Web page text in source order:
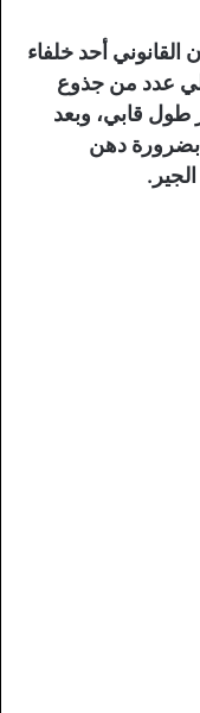
القانوني أحد خلفاء
عدد من جذوع
طول قابي، وبعد
بضرورة دهن